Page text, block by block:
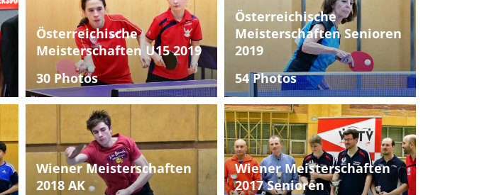
Österreichische
Meisterschaften U15 2019
30 Photos
Österreichische
Meisterschaften Senioren
2019
54 Photos
Wiener Meisterschaften
2018 AK
Wiener Meisterschaften
2017 Senioren